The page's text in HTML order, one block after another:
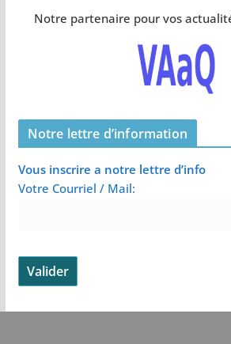
Notre partenaire pour vos
Notre lettre d’information
Vous inscrire a notre lettre d’info
Votre Courriel / Mail: